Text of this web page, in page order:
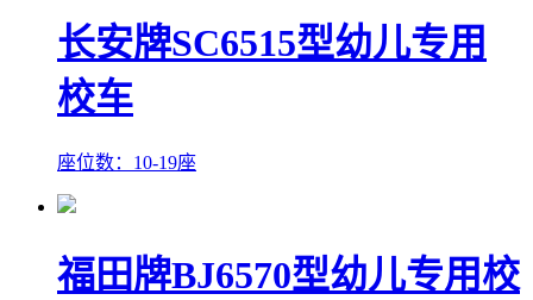
长安牌SC6515型幼儿专用
校车
座位数：10-19座
福田牌BJ6570型幼儿专用校